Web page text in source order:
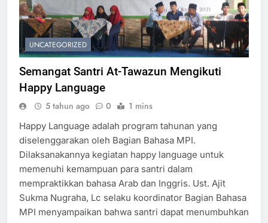
UNCATEGORIZED
Semangat Santri At-Tawazun Mengikuti
Happy Language
5 tahun ago 0 1 mins
Happy Language adalah program tahunan yang
diselenggarakan oleh Bagian Bahasa MPI.
Dilaksanakannya kegiatan happy language untuk
memenuhi kemampuan para santri dalam
mempraktikkan bahasa Arab dan Inggris. Ust. Ajit
Sukma Nugraha, Lc selaku koordinator Bagian Bahasa
MPI menyampaikan bahwa santri dapat menumbuhkan